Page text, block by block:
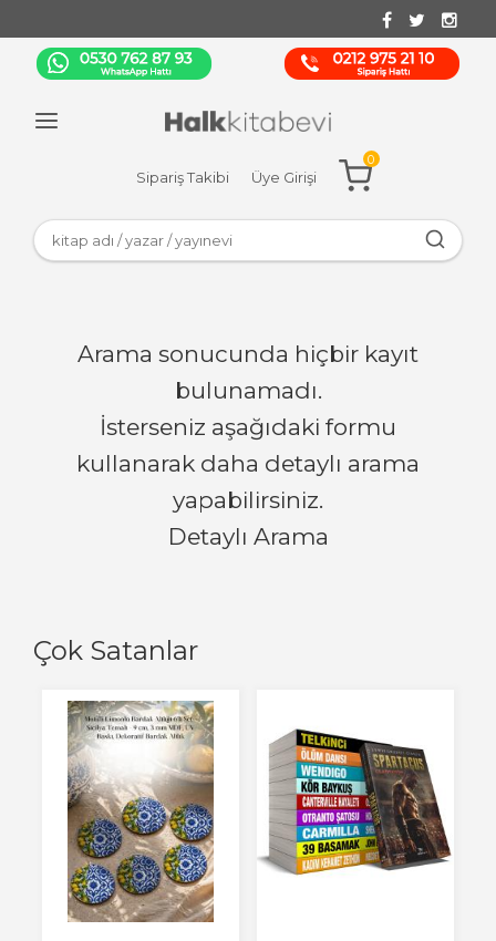
Sipariş Takibi Üye Girişi
0
Çok Satanlar
Arama sonucunda hiçbir kayıt
bulunamadı.
İsterseniz aşağıdaki formu
kullanarak daha detaylı arama
yapabilirsiniz.
Detaylı Arama